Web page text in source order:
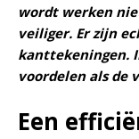
wordt werken
veiliger. Er zijn
kanttekeningen.
voordelen als de
Een